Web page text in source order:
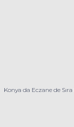
Konya da Eczane de Sıra